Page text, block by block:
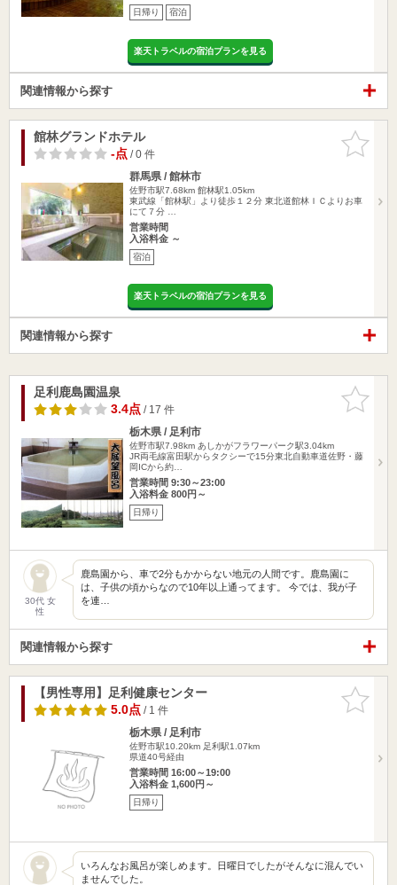
日帰り 宿泊
楽天トラベルの宿泊プランを見る
関連情報から探す
お気に入
りに追加
館林グランドホテル
-点/ 0 件
群馬県 / 館林市
佐野市駅7.68km 館林駅1.05km
東武線「館林駅」より徒歩１２分 東北道館林ＩＣよりお車
にて７分 …
営業時間
入浴料金 ～
宿泊
楽天トラベルの宿泊プランを見る
関連情報から探す
お気に入
りに追加
足利鹿島園温泉
3.4点/ 17 件
栃木県 / 足利市
佐野市駅7.98km あしかがフラワーパーク駅3.04km
JR両毛線富田駅からタクシーで15分東北自動車道佐野・藤
岡ICから約…
営業時間 9:30～23:00
入浴料金 800円～
日帰り
30代 女
性
鹿島園から、車で2分もかからない地元の人間です。鹿島園に
は、子供の頃からなので10年以上通ってます。 今では、我が子
を連…
関連情報から探す
お気に入
りに追加
【男性専用】足利健康センター
5.0点/ 1 件
栃木県 / 足利市
佐野市駅10.20km 足利駅1.07km
県道40号経由
営業時間 16:00～19:00
入浴料金 1,600円～
日帰り
いろんなお風呂が楽しめます。日曜日でしたがそんなに混んでい
ませんでした。